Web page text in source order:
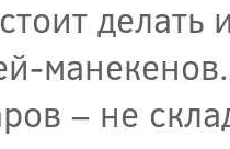
манекенов.
– не